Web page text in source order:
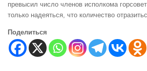
превысил число членов исполкома
только надеяться, что количество
Поделиться